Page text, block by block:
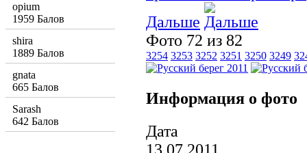
Дальше
Фото 72 из 82
3254 3253 3252 3251 3250 3249
Информация о фото
Дата
opium
1959 Балов
shira
1889 Балов
gnata
665 Балов
Sarash
642 Балов